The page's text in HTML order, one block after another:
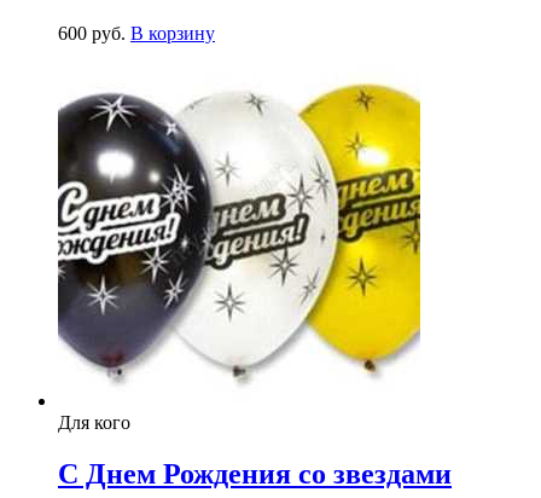
600 руб. В корзину
Для кого
С Днем Рождения со звездами